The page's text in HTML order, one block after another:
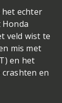
het echter
Honda
veld wist te
mis met
en het
crashten en